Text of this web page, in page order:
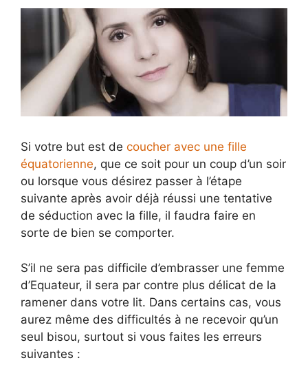
Si votre but est de coucher avec une fille
équatorienne, que ce soit pour un coup d’un soir
ou lorsque vous désirez passer à l’étape
suivante après avoir déjà réussi une tentative
de séduction avec la fille, il faudra faire en
sorte de bien se comporter.
S’il ne sera pas difficile d’embrasser une femme
d’Equateur, il sera par contre plus délicat de la
ramener dans votre lit. Dans certains cas, vous
aurez même des difficultés à ne recevoir qu’un
seul bisou, surtout si vous faites les erreurs
suivantes :